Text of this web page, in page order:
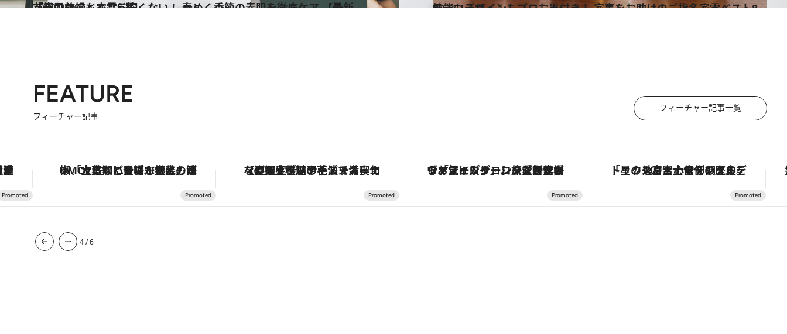
2022.2.26
花粉も乾燥も、もう怖くない！ 春めく季節の素肌を徹底ケア 【最新「素肌ケア」家電5選】
ライフスタイル 2022.1.11
性能もデザインもプロお墨付き！ 家事をお助けのご指名家電ベスト8
ライフスタイル
FEATURE
フィーチャー記事
フィーチャー記事一覧
椒、大葉など目にも舌にも涼を呼ぶ郷土の味 【夏限定ディナーコース】旬を迎える稚鮎や花ズッキーニなどをイタリア・トスカーナの郷土料理の手法で満喫！ ヴァシュロン・コンスタンタン「オーヴァーシーズ・オートマティック」。旅愛好家のお気に入りコレクションから、ジェンダーレスな新作が登場 「星のや富士」でデジタルデトックス。冨士信仰の歴史を辿り、心身を調える。 【銀座で出合う最旬美容】美髪ケアや上質な眠り…セルフケアのアップデートから、特別な名入れギフトまで。大人のための「ReFa GINZA」クルーズ
5/6